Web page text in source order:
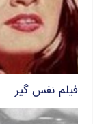
فیلم نفس گیر